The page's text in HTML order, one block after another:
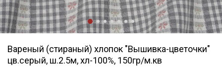
Вареный (стираный) хлопок "Вышивка-цветочки"
цв.серый, ш.2.5м, хл-100%, 150гр/м.кв